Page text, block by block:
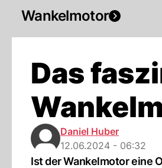
Wankelmotor
Das
Daniel Huber
12.06.2024 - 06:32
Ist der Wankelmotor eine